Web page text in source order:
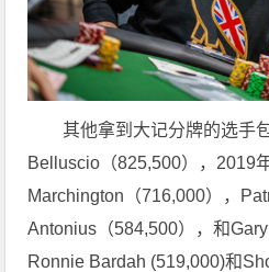
其他拿到大记分牌的选手
Belluscio（825,500），2019
Marchington（716,000），
Antonius（584,500），和
Ronnie Bardah (519,000)和